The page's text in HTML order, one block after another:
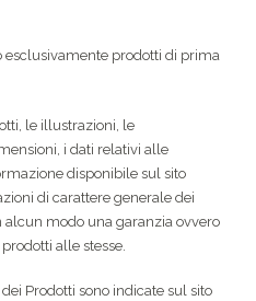
esclusivamente prodotti di prima
le illustrazioni, le
i dati relativi alle
disponibile sul sito
di carattere generale dei
alcun modo una garanzia ovvero
alle stesse.
Prodotti sono indicate sul sito